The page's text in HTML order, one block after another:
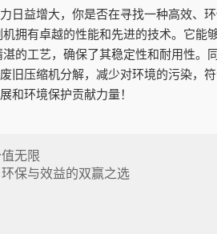
日益增大，你是否在寻找一种高效
拥有卓越的性能和先进的技术。它
的工艺，确保了其稳定性和耐用性
旧压缩机分解，减少对环境的污染，
和环境保护贡献力量！
无限
保与效益的双赢之选